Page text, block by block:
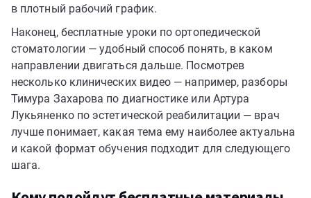
в плотный рабочий график.
Наконец, бесплатные уроки по ортопедической
стоматологии — удобный способ понять, в каком
направлении двигаться дальше. Посмотрев
несколько клинических видео — например, разборы
Тимура Захарова по диагностике или Артура
Лукьяненко по эстетической реабилитации — врач
лучше понимает, какая тема ему наиболее актуальна
и какой формат обучения подходит для следующего
шага.